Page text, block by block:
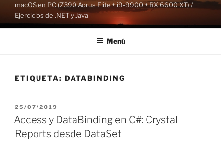
macOS en PC (Z390 Aorus Elite + i9-9900 + RX 6600 XT) /
Ejercicios de .NET y Java
Menú
ETIQUETA: DATABINDING
PUBLICADO
EL
25/07/2019
Access y DataBinding en C#: Crystal
Reports desde DataSet